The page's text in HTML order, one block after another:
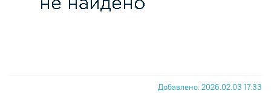
Добавлено: 2026.02.03 17:33